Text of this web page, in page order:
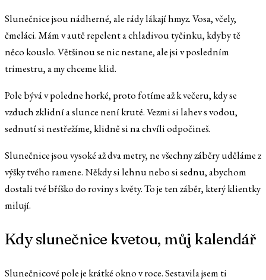
Slunečnice jsou nádherné, ale rády lákají hmyz. Vosa, včely,
čmeláci. Mám v autě repelent a chladivou tyčinku, kdyby tě
něco kouslo. Většinou se nic nestane, ale jsi v posledním
trimestru, a my chceme klid.
Pole bývá v poledne horké, proto fotíme až k večeru, kdy se
vzduch zklidní a slunce není kruté. Vezmi si lahev s vodou,
sednutí si nestřežíme, klidně si na chvíli odpočineš.
Slunečnice jsou vysoké až dva metry, ne všechny záběry uděláme z
výšky tvého ramene. Někdy si lehnu nebo si sednu, abychom
dostali tvé bříško do roviny s květy. To je ten záběr, který klientky
milují.
Kdy slunečnice kvetou, můj kalendář
Slunečnicové pole je krátké okno v roce. Sestavila jsem ti